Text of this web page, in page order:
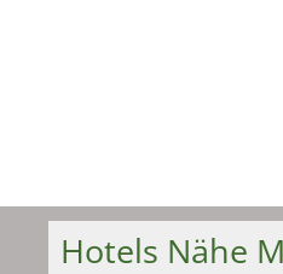
Hotels Nähe